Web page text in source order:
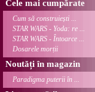
Cele mai cumpărate
Cum să construiești ...
STAR WARS - Yoda: re ...
STAR WARS - Întoarce ...
Dosarele morții
Noutăți în magazin
Paradigma puterii în ...